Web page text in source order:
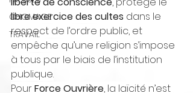
CHOMAGE
TRAVAIL
libre exercice des cultes dans le
respect de l’ordre public, et
empêche qu’une religion s’impose
à tous par le biais de l’institution
publique.
Pour Force Ouvrière, la laïcité n’est